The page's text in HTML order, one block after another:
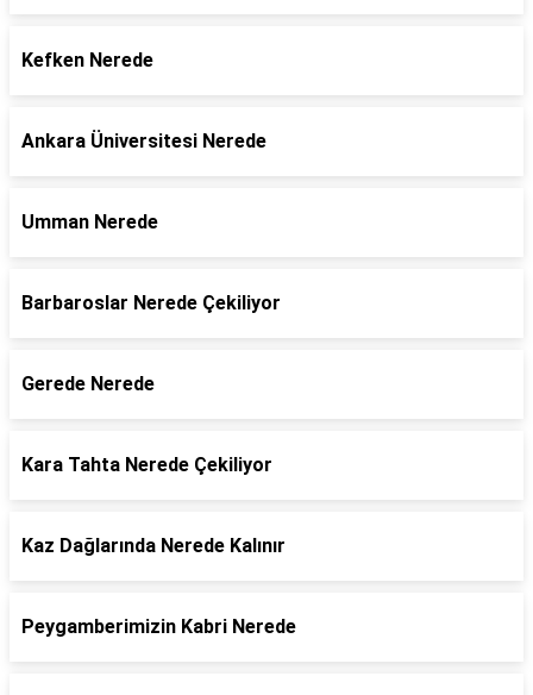
Kefken Nerede
Ankara Üniversitesi Nerede
Umman Nerede
Barbaroslar Nerede Çekiliyor
Gerede Nerede
Kara Tahta Nerede Çekiliyor
Kaz Dağlarında Nerede Kalınır
Peygamberimizin Kabri Nerede